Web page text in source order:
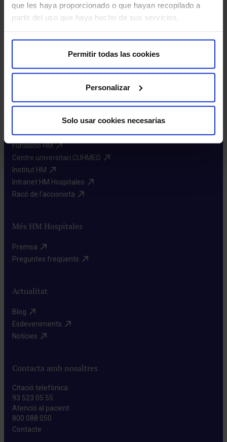
que les haya proporcionado o que hayan recopilado a
partir del uso que haya hecho de sus servicios.
Permitir todas las cookies
Personalizar
Solo usar cookies necesarias
Sobre nosaltres
Xarxa HM Hospitales​
Fundació HM​
Centre universitari CUHMED​
Institut HM​
Intranet HM Hospitales​
Racó de l'accionista​
Més HM Hospitales
Premsa​
Preguntes freqüents​
Actualitat
Blog​
Esdeveniments​
Notícies​
Contacta amb nosaltres
Citació telefònica
93 523 05 55
Atenció al pacient
800 088 050
Contacte​